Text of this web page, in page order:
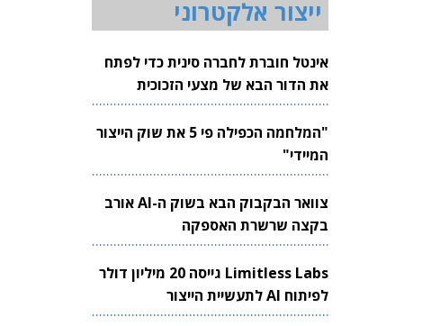
ייצור אלקטרוני
אינטל חוברת לחברה סינית כדי לפתח
את הדור הבא של מצעי הזכוכית
לשבבים
"המלחמה הכפילה פי 5 את שוק הייצור
המיידי"
צוואר הבקבוק הבא בשוק ה-AI אורב
בקצה שרשרת האספקה
Limitless Labs גייסה 20 מיליון דולר
לפיתוח AI לתעשיית הייצור